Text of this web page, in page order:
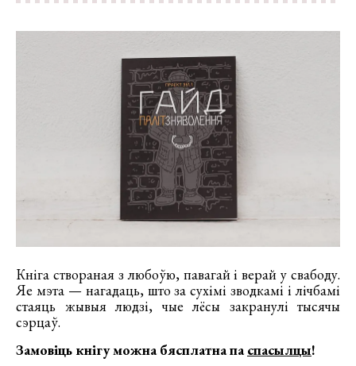
Кніга створаная з любоўю, павагай і верай у свабоду.
Яе мэта — нагадаць, што за сухімі зводкамі і лічбамі
стаяць жывыя людзі, чые лёсы закранулі тысячы
сэрцаў.
Замовіць кнігу можна бясплатна паспасылцы!